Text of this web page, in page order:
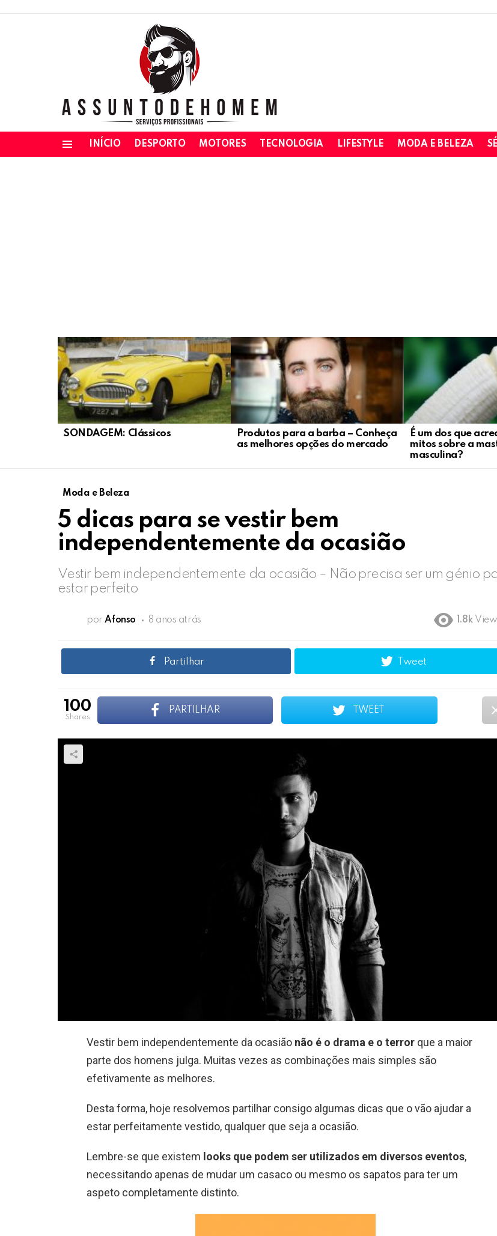
INÍCIO DESPORTO MOTORES TECNOLOGIA LIFESTYLE MODA E BELEZA
LATEST
STORIES
SONDAGEM: Clássicos
Produtos para a barba – Conheça
as melhores opções do mercado
É um dos que
mitos sobre a
masculina?
Moda e Beleza
5 dicas para se vestir bem
independentemente da ocasião
Vestir bem independentemente da ocasião – Não precisa ser um génio
estar perfeito
por Afonso 8 anos atrás 1.8k
Partilhar Tweet
100
shares
PARTILHAR TWEET
Vestir bem independentemente da ocasião não é o drama e o terror que a maior
parte dos homens julga. Muitas vezes as combinações mais simples são
efetivamente as melhores.
Desta forma, hoje resolvemos partilhar consigo algumas dicas que o vão ajudar a
estar perfeitamente vestido, qualquer que seja a ocasião.
Lembre-se que existem looks que podem ser utilizados em diversos eventos,
necessitando apenas de mudar um casaco ou mesmo os sapatos para ter um
aspeto completamente distinto.